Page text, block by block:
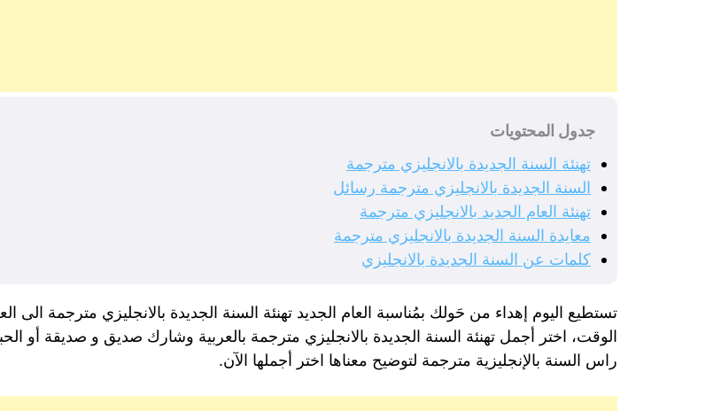
جدول المحتويات
تهنئة السنة الجديدة بالانجليزي مترجمة
السنة الجديدة بالانجليزي مترجمة رسائل
تهنئة العام الجديد بالانجليزي مترجمة
معايدة السنة الجديدة بالانجليزي مترجمة
كلمات عن السنة الجديدة بالانجليزي
تستطيع اليوم إهداء من حَولك بمُناسبة العام الجديد تهنئة السنة الجديدة بالانجليزي مترجمة
الوقت، اختر أجمل تهنئة السنة الجديدة بالانجليزي مترجمة بالعربية وشارك صديق و صديقة أو
راس السنة بالإنجليزية مترجمة لتوضيح معناها اختر أجملها الآن.